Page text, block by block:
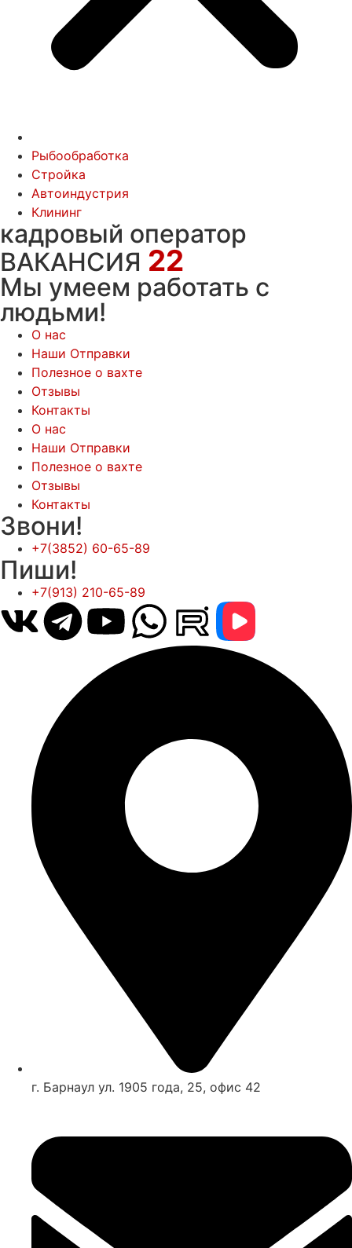
Рыбообработка
Стройка
Автоиндустрия
Клининг
кадровый оператор
ВАКАНСИЯ 22
Мы умеем работать с
людьми!
О нас
Наши Отправки
Полезное о вахте
Отзывы
Контакты
О нас
Наши Отправки
Полезное о вахте
Отзывы
Контакты
Звони!
+7(3852) 60-65-89
Пиши!
+7(913) 210-65-89
г. Барнаул ул. 1905 года, 25, офис 42